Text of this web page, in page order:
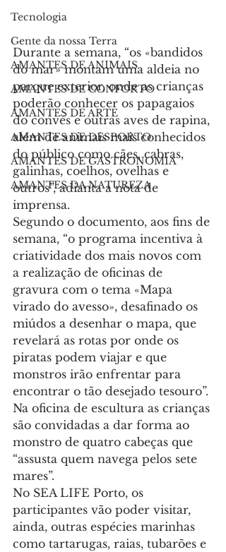
Tecnologia
Gente da nossa Terra
AMANTES DE ANIMAIS
AMANTES DE CONFORTO
AMANTES DE ARTE
AMANTES DE DESPORTO
AMANTES DE GASTRONOMIA
AMANTES DA NATUREZA
Durante a semana, “os «bandidos
do mar» montam uma aldeia no
parque exterior, onde as crianças
poderão conhecer os papagaios
do convés e outras aves de rapina,
além de animais mais conhecidos
do público como cães, cabras,
galinhas, coelhos, ovelhas e
outros”, adianta a nota de
imprensa.
Segundo o documento, aos fins de
semana, “o programa incentiva à
criatividade dos mais novos com
a realização de oficinas de
gravura com o tema «Mapa
virado do avesso», desafinado os
miúdos a desenhar o mapa, que
revelará as rotas por onde os
piratas podem viajar e que
monstros irão enfrentar para
encontrar o tão desejado tesouro”.
Na oficina de escultura as crianças
são convidadas a dar forma ao
monstro de quatro cabeças que
“assusta quem navega pelos sete
mares”.
No SEA LIFE Porto, os
participantes vão poder visitar,
ainda, outras espécies marinhas
como tartarugas, raias, tubarões e